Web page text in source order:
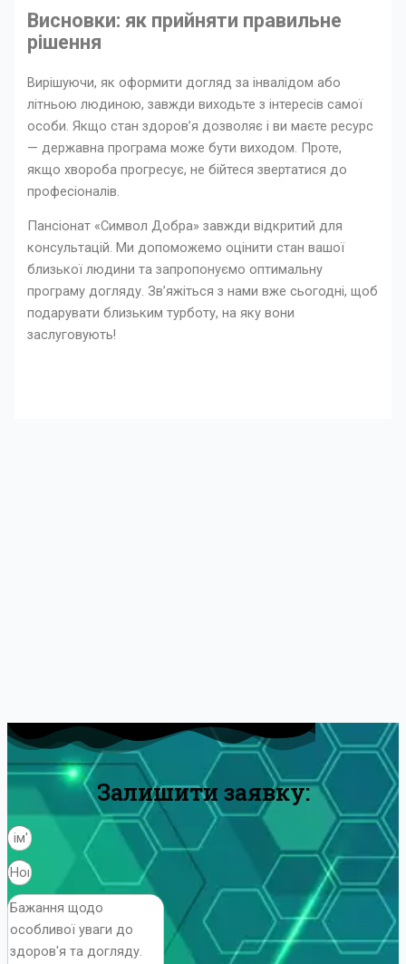
Висновки: як прийняти правильне
рішення
Вирішуючи, як оформити догляд за інвалідом або
літньою людиною, завжди виходьте з інтересів самої
особи. Якщо стан здоров’я дозволяє і ви маєте ресурс
— державна програма може бути виходом. Проте,
якщо хвороба прогресує, не бійтеся звертатися до
професіоналів.
Пансіонат «Символ Добра» завжди відкритий для
консультацій. Ми допоможемо оцінити стан вашої
близької людини та запропонуємо оптимальну
програму догляду. Зв’яжіться з нами вже сьогодні, щоб
подарувати близьким турботу, на яку вони
заслуговують!
Залишити заявку: